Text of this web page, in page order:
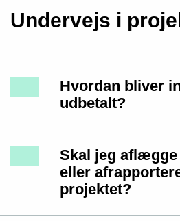
Undervejs i
Hvordan bliver
udbetalt?
Skal jeg
eller
projektet?